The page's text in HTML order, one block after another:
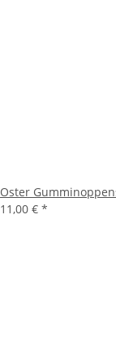
Oster
11,00 € *